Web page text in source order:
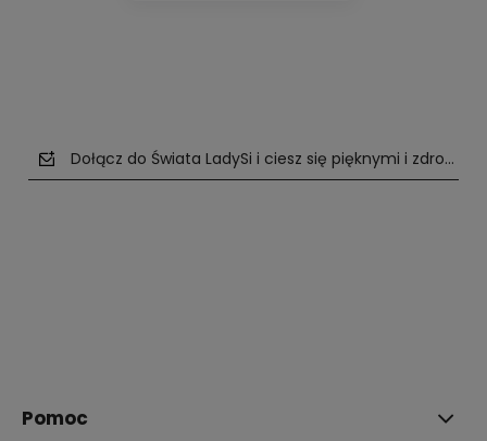
Dołącz do Świata LadySi i ciesz się pięknymi i
Pomoc